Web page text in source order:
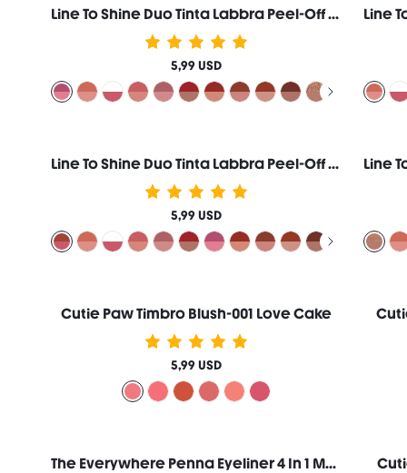
Line To Shine Duo Tinta Labbra Peel-Off & Gloss-311 Berry Milkshake Combo 2 In 1 Lunga Durata Rossetto Liquido Matita Labbra Marca Di Bellezza Cosmetici Trucco Per Donne E Ragazze
5,99 USD
Line To Shine Duo Tinta Labbra Peel-Off & Gloss-515 Fig Cookie Combo 2 In 1 Lunga Durata Rossetto Liquido Matita Labbra Marca Di Bellezza Cosmetici Trucco Per Donne E Ragazze
5,99 USD
Cutie Paw Timbro Blush-001 Love Cake
5,99 USD
The Everywhere Penna Eyeliner 4 In 1 Marca Di Bellezza Cosmetici Trucco Per Donne E Ragazze